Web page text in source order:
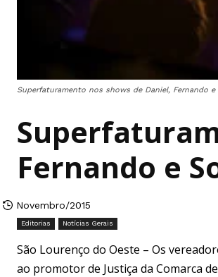
Superfaturamento nos shows de Daniel, Fernando e
Fernando e
Novembro/2015
Editorias Notícias Gerais
São Lourenço do Oeste – Os
ao promotor de Justiça da Comarca